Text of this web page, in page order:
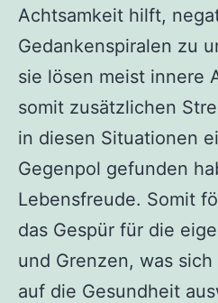
Achtsamkeit hilft,
Gedankenspiralen zu
sie lösen meist innere
somit zusätzlichen
in diesen Situationen
Gegenpol gefunden
Lebensfreude. Somit
das Gespür für die
und Grenzen, was
auf die Gesundheit